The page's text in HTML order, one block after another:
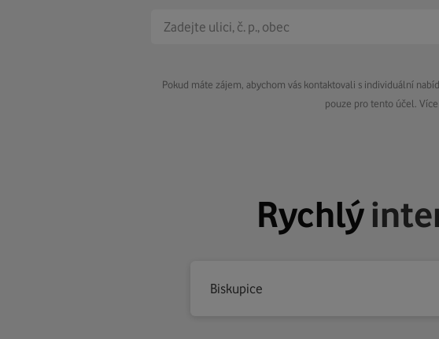
Pokud máte zájem, abychom vás kontaktovali s individuální
pouze pro tento účel.
Rychlý
Biskupice